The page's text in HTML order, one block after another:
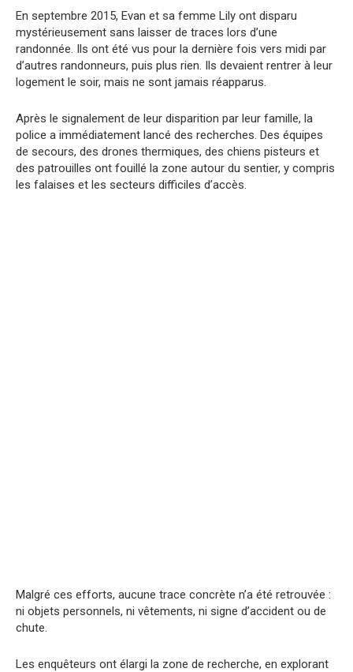
En septembre 2015, Evan et sa femme Lily ont disparu
mystérieusement sans laisser de traces lors d’une
randonnée. Ils ont été vus pour la dernière fois vers midi par
d’autres randonneurs, puis plus rien. Ils devaient rentrer à leur
logement le soir, mais ne sont jamais réapparus.
Après le signalement de leur disparition par leur famille, la
police a immédiatement lancé des recherches. Des équipes
de secours, des drones thermiques, des chiens pisteurs et
des patrouilles ont fouillé la zone autour du sentier, y compris
les falaises et les secteurs difficiles d’accès.
Malgré ces efforts, aucune trace concrète n’a été retrouvée :
ni objets personnels, ni vêtements, ni signe d’accident ou de
chute.
Les enquêteurs ont élargi la zone de recherche, en explorant